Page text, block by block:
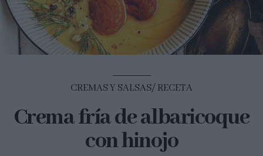
MIS CURSOS
CONTACTO
ES EN
CREMAS Y SALSAS RECETA
Crema fría de albaricoque
con hinojo